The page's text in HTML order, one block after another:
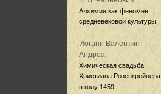
Алхимия как феномен
средневековой культуры
Иоганн Валентин
Андреа:
Химическая свадьба
Христиана Розенкрейцера
в году 1459